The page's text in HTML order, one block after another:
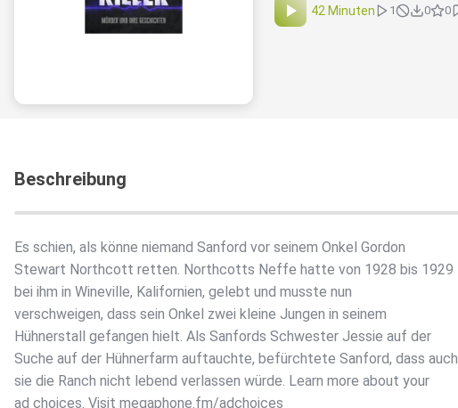
42 Minuten 1 0 0
Beschreibung
Es schien, als könne niemand Sanford vor seinem Onkel Gordon
Stewart Northcott retten. Northcotts Neffe hatte von 1928 bis 1929
bei ihm in Wineville, Kalifornien, gelebt und musste nun
verschweigen, dass sein Onkel zwei kleine Jungen in seinem
Hühnerstall gefangen hielt. Als Sanfords Schwester Jessie auf der
Suche auf der Hühnerfarm auftauchte, befürchtete Sanford, dass auch
sie die Ranch nicht lebend verlassen würde. Learn more about your
ad choices. Visit megaphone.fm/adchoices